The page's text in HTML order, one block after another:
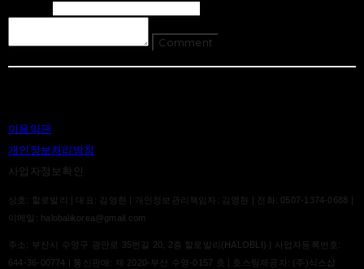
Comment
이용약관
개인정보처리방침
사업자정보확인
상호: 할로발리 | 대표: 김영현 | 개인정보관리책임자: 김영현 | 전화: 0507-1374-0688 |
이메일: halobalikorea@gmail.com
주소: 부산시 수영구 광안로 35번길 20, 2층 할로발리(HALOBLI) | 사업자등록번호:
644-36-00774 | 통신판매: 제 2020-부산 수영-0157 호 | 호스팅제공자: (주)식스샵